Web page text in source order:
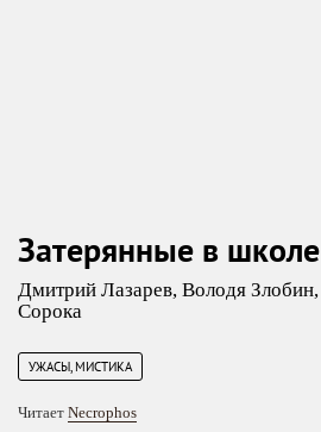
Затерянные в школе
Дмитрий Лазарев, Володя Злобин,
Сорока
УЖАСЫ, МИСТИКА
Читает Necrophos